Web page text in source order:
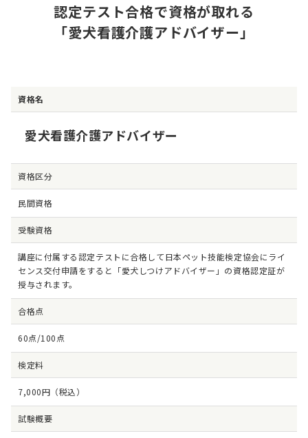
認定テスト合格で資格が取れる
「愛犬看護介護アドバイザー」
資格名
愛犬看護介護アドバイザー
資格区分
民間資格
受験資格
講座に付属する認定テストに合格して日本ペット技能検定協会にライ
センス交付申請をすると「愛犬しつけアドバイザー」の資格認定証が
授与されます。
合格点
60点/100点
検定料
7,000円（税込）
試験概要